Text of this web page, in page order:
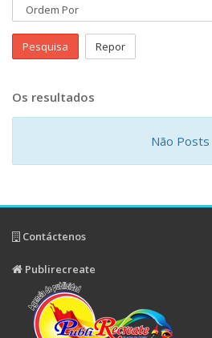
Pesquisa Repor
Os resultados
Não Posts
Contáctenos
Publirecreate